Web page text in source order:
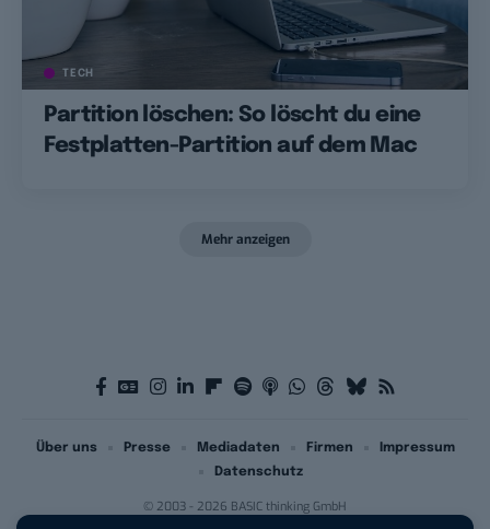
TECH
Partition löschen: So löscht du eine
Festplatten-Partition auf dem Mac
Mehr anzeigen
© 2003 - 2026 BASIC thinking GmbH
Über uns Presse Mediadaten Firmen
Impressum
Datenschutz